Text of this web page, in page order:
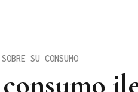
SU CONSUMO